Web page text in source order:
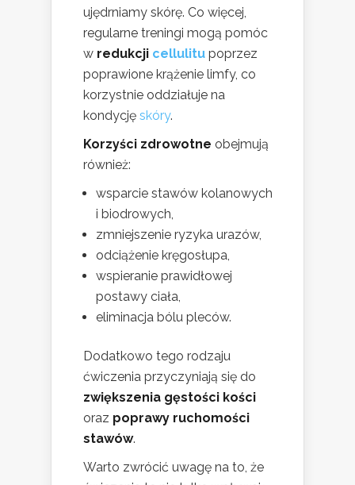
ujędrniamy skórę. Co więcej,
regularne treningi mogą pomóc
w redukcji cellulitu poprzez
poprawione krążenie limfy, co
korzystnie oddziałuje na
kondycję skóry.
Korzyści zdrowotne obejmują
również:
wsparcie stawów kolanowych
i biodrowych,
zmniejszenie ryzyka urazów,
odciążenie kręgosłupa,
wspieranie prawidłowej
postawy ciała,
eliminacja bólu pleców.
Dodatkowo tego rodzaju
ćwiczenia przyczyniają się do
zwiększenia gęstości kości
oraz poprawy ruchomości
stawów.
Warto zwrócić uwagę na to, że